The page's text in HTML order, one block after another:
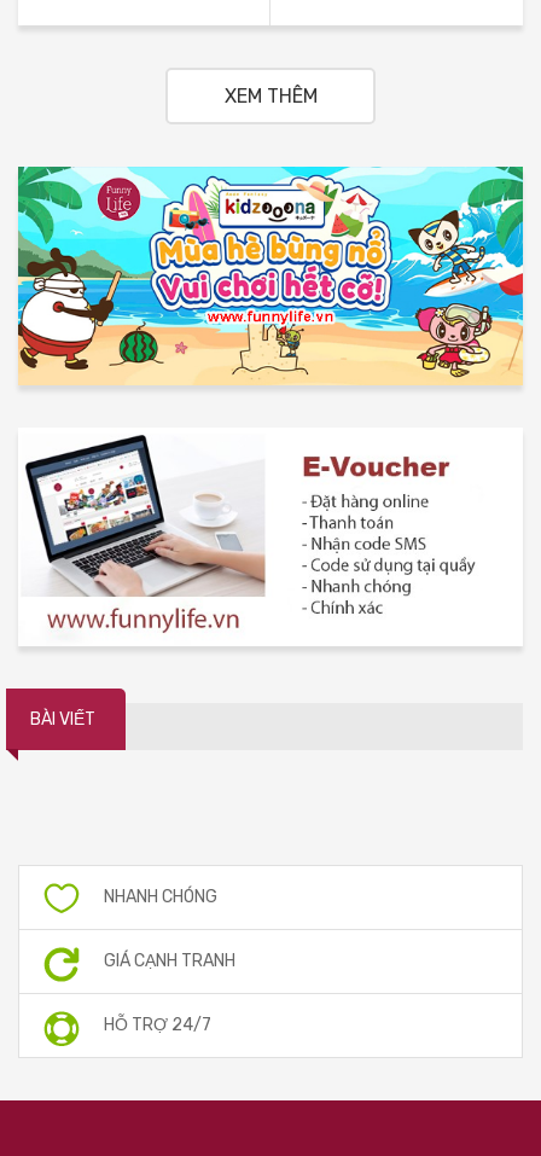
XEM THÊM
BÀI VIẾT
NHANH CHÓNG
GIÁ CẠNH TRANH
HỖ TRỢ 24/7